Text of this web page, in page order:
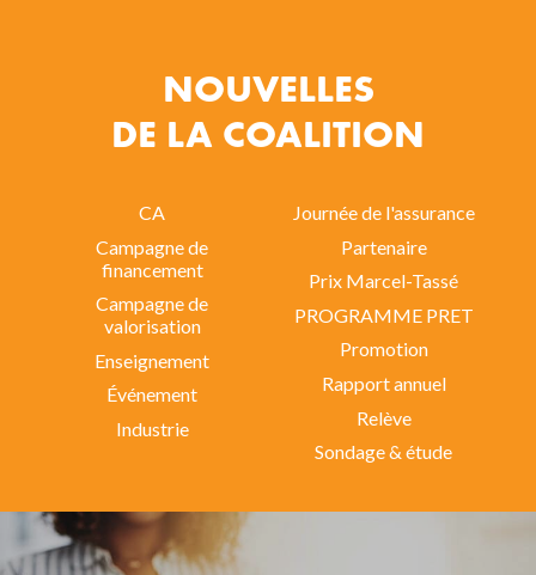
NOUVELLES
DE LA COALITION
CA
Campagne de
financement
Campagne de
valorisation
Enseignement
Événement
Industrie
Journée de l'assurance
Partenaire
Prix Marcel-Tassé
PROGRAMME PRET
Promotion
Rapport annuel
Relève
Sondage & étude